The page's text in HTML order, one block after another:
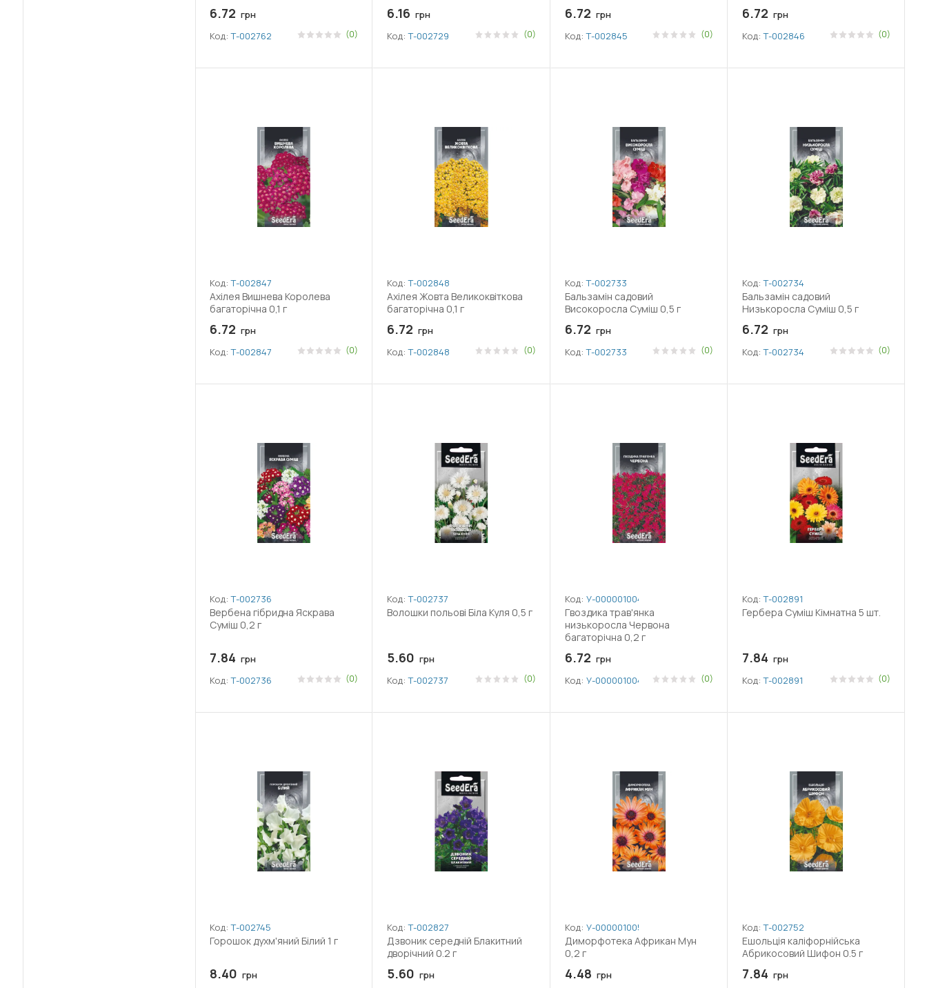
6.72 грн
Код: Т-002762 (0)
6.16 грн
Код: Т-002729 (0)
6.72 грн
Код: Т-002845 (0)
6.72 грн
Код: Т-002846 (0)
Код: Т-002847
Ахілея Вишнева Королева
багаторічна 0,1 г
6.72 грн
Код: Т-002847 (0)
Код: Т-002848
Ахілея Жовта Великоквіткова
багаторічна 0,1 г
6.72 грн
Код: Т-002848 (0)
Код: Т-002733
Бальзамін садовий
Високоросла Суміш 0,5 г
6.72 грн
Код: Т-002733 (0)
Код: Т-002734
Бальзамін садовий
Низькоросла Суміш 0,5 г
6.72 грн
Код: Т-002734 (0)
Код: Т-002736
Вербена гібридна Яскрава
Суміш 0,2 г
7.84 грн
Код: Т-002736 (0)
Код: Т-002737
Волошки польові Біла Куля 0,5 г
5.60 грн
Код: Т-002737 (0)
Код: У-0000010049
Гвоздика трав'янка
низькоросла Червона
багаторічна 0,2 г
6.72 грн
Код: У-0000010049 (0)
Код: Т-002891
Гербера Суміш Кімнатна 5 шт.
7.84 грн
Код: Т-002891 (0)
Код: Т-002745
Горошок духм'яний Білий 1 г
8.40 грн
Код: Т-002827
Дзвоник середній Блакитний
дворічний 0.2 г
5.60 грн
Код: У-0000010053
Диморфотека Африкан Мун
0,2 г
4.48 грн
Код: Т-002752
Ешольція каліфорнійська
Абрикосовий Шифон 0.5 г
7.84 грн